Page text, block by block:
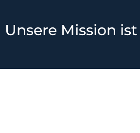
Unsere Mission ist